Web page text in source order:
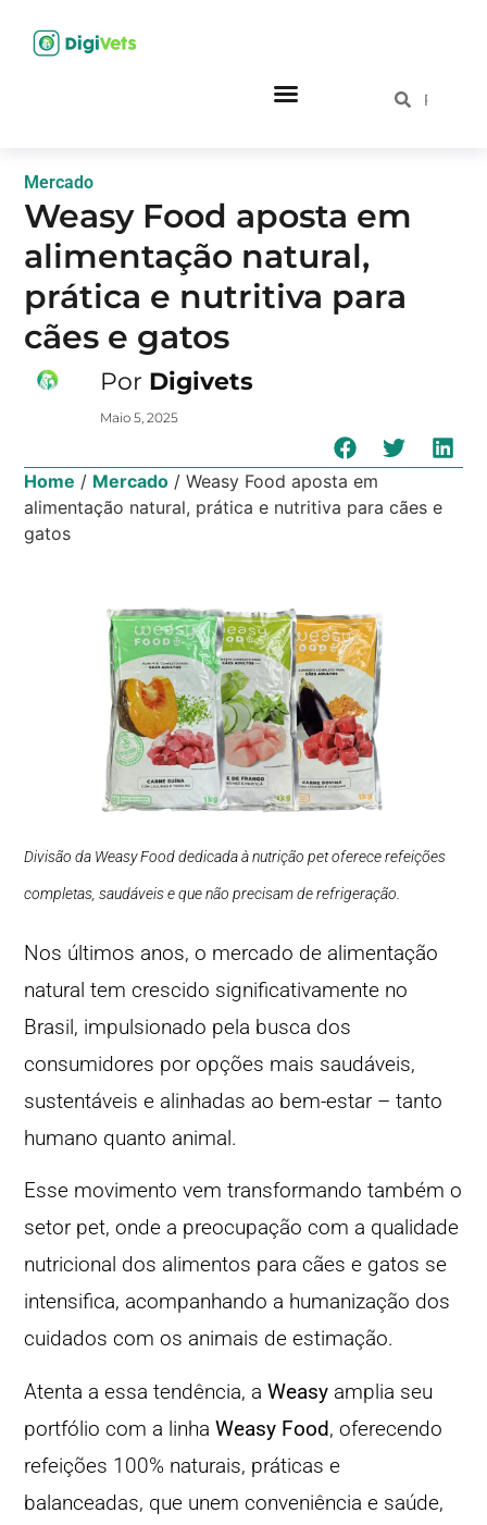
Mercado
Weasy Food aposta em
alimentação natural,
prática e nutritiva para
cães e gatos
Por Digivets
Maio 5, 2025
Home / Mercado /Weasy Food aposta em
alimentação natural, prática e nutritiva para cães e
gatos
Divisão da Weasy Food dedicada à nutrição pet oferece refeições
completas, saudáveis e que não precisam de refrigeração.
Nos últimos anos, o mercado de alimentação
natural tem crescido significativamente no
Brasil, impulsionado pela busca dos
consumidores por opções mais saudáveis,
sustentáveis e alinhadas ao bem-estar – tanto
humano quanto animal.
Esse movimento vem transformando também o
setor pet, onde a preocupação com a qualidade
nutricional dos alimentos para cães e gatos se
intensifica, acompanhando a humanização dos
cuidados com os animais de estimação.
Atenta a essa tendência, aWeasy amplia seu
portfólio com a linhaWeasy Food, oferecendo
refeições 100% naturais, práticas e
balanceadas, que unem conveniência e saúde,